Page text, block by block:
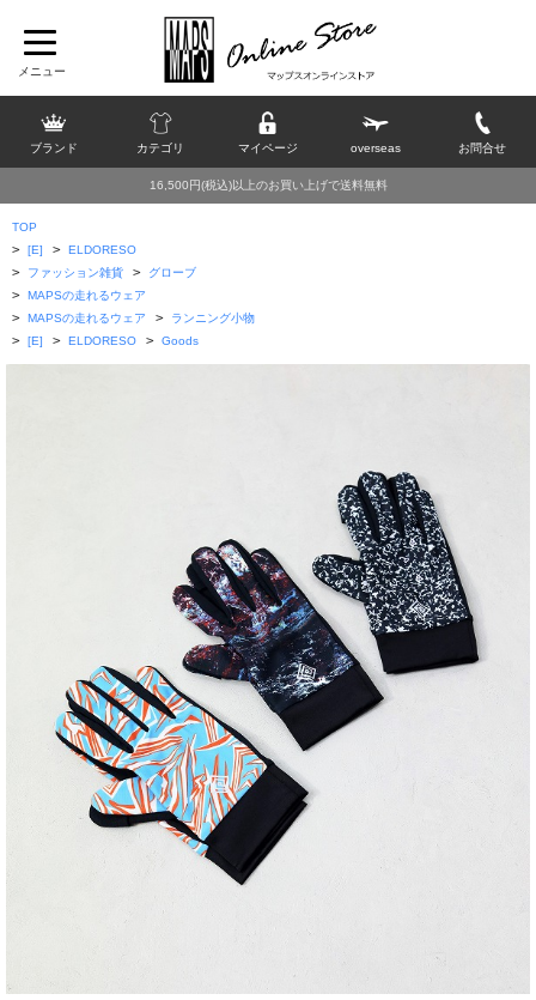
ブランド カテゴリ マイページ overseas お問合せ
16,500円(税込)以上のお買い上げで送料無料
TOP
> [E] > ELDORESO
> ファッション雑貨 > グローブ
> MAPSの走れるウェア
> MAPSの走れるウェア > ランニング小物
> [E] > ELDORESO > Goods